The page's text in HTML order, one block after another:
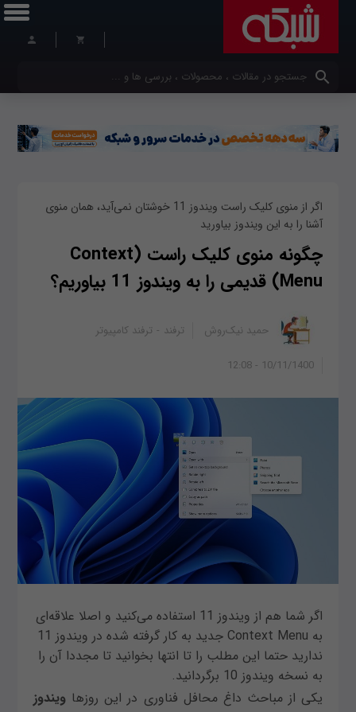
کلمات کلیدی خود را وارد کنید
اگر از منوی کلیک راست ویندوز 11 خوشتان نمی‌آید، همان منوی
آشنا را به این ویندوز بیاورید
چگونه منوی کلیک راست (Context
Menu) قدیمی را به ویندوز 11 بیاوریم؟
10/11/1400 - 12:08
حمید نیک‌روش ترفند ترفند کامپیوتر
اگر شما هم از ویندوز 11 استفاده می‌کنید و اصلا علاقه‌ای
به Context Menu جدید به کار گرفته شده در ویندوز 11
ندارید حتما این مطلب را تا انتها بخوانید تا مجددا آن را
به نسخه ویندوز 10 برگردانید.
یکی از مباحث داغ محافل فناوری در این روزها ویندوز